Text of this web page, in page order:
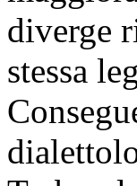
diverge
stessa